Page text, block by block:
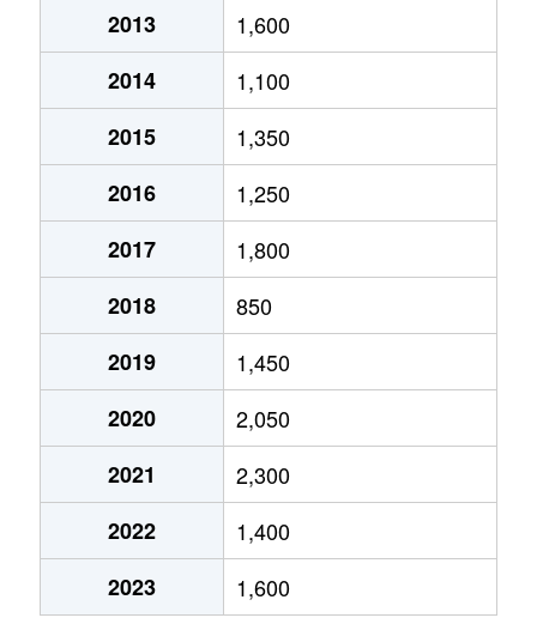
2013
1,600
2014
1,100
2015
1,350
2016
1,250
2017
1,800
2018
850
2019
1,450
2020
2,050
2021
2,300
2022
1,400
2023
1,600